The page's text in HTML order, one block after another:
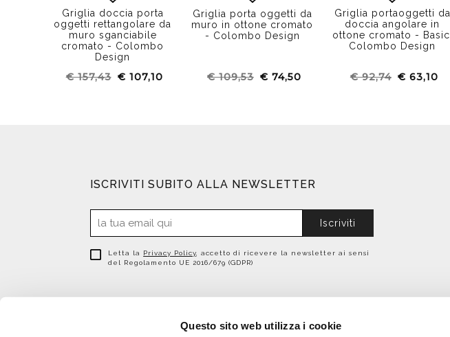
Questo sito web utilizza i cookie
Griglia doccia porta
oggetti rettangolare da
muro sganciabile
cromato - Colombo
Design
€ 157,43 € 107,10
Griglia porta oggetti da
muro in ottone cromato
- Colombo Design
€ 109,53 € 74,50
Griglia portaoggetti da
doccia angolare in
ottone cromato - Basic,
Colombo Design
€ 92,74 € 63,10
ISCRIVITI SUBITO ALLA NEWSLETTER
Iscriviti
Letta la Privacy Policy , accetto di ricevere la newsletter ai sensi
del Regolamento UE 2016/679 (GDPR)